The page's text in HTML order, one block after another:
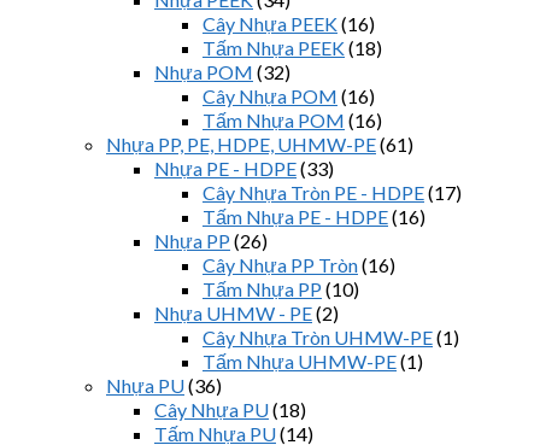
Cây Nhựa PEEK(16)
Tấm Nhựa PEEK(18)
Nhựa POM (32)
Cây Nhựa POM (16)
Tấm Nhựa POM (16)
Nhựa PP, PE, HDPE, UHMW-PE(61)
Nhựa PE - HDPE(33)
Cây Nhựa Tròn PE - HDPE(17)
Tấm Nhựa PE - HDPE(16)
Nhựa PP (26)
Cây Nhựa PP Tròn(16)
Tấm Nhựa PP (10)
Nhựa UHMW - PE(2)
Cây Nhựa Tròn UHMW-PE(1)
Tấm Nhựa UHMW-PE(1)
Nhựa PU(36)
Cây Nhựa PU(18)
Tấm Nhựa PU(14)